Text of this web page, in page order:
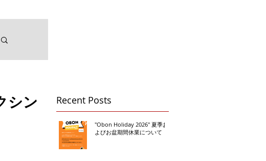
シン
Recent Posts
"Obon Holiday 2026" 夏季お
よびお盆期間休業について